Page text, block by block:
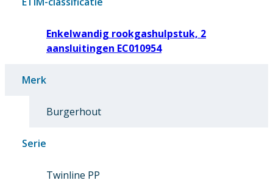
Enkelwandig rookgashulpstuk, 2
aansluitingen EC010954
Merk
Burgerhout
Serie
Twinline PP